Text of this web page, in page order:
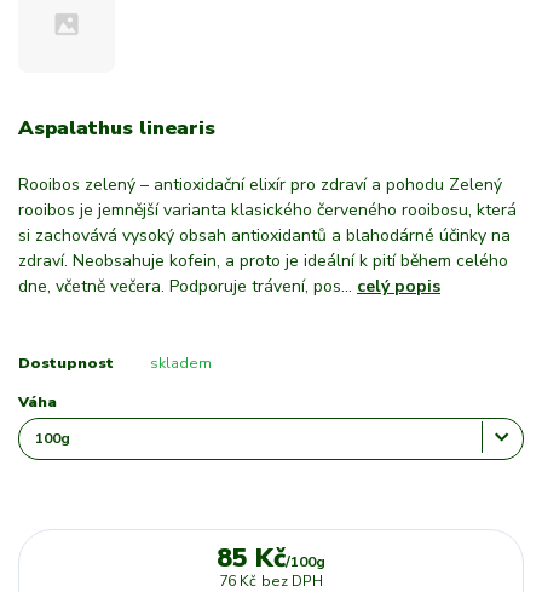
Aspalathus linearis
Rooibos zelený – antioxidační elixír pro zdraví a pohodu Zelený
rooibos je jemnější varianta klasického červeného rooibosu, která
si zachovává vysoký obsah antioxidantů a blahodárné účinky na
zdraví. Neobsahuje kofein, a proto je ideální k pití během celého
dne, včetně večera. Podporuje trávení, pos... celý popis
Dostupnost skladem
Váha
85 Kč/100g
76 Kč bez DPH